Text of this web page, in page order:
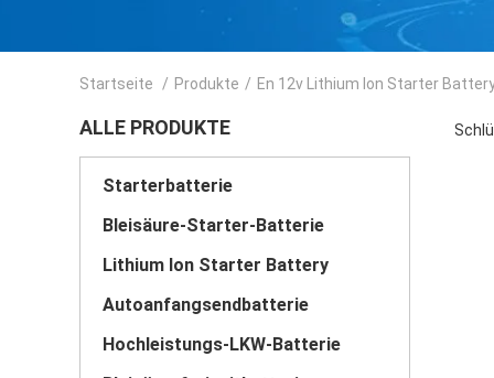
Startseite / Produkte / En 12v Lithium Ion Starter
ALLE PRODUKTE
Starterbatterie
Bleisäure-Starter-Batterie
Lithium Ion Starter Battery
Autoanfangsendbatterie
Hochleistungs-LKW-Batterie